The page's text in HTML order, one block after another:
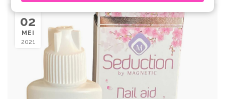
02
MEI
2021
in